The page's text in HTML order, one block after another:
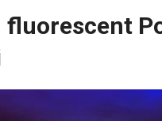
fluorescent